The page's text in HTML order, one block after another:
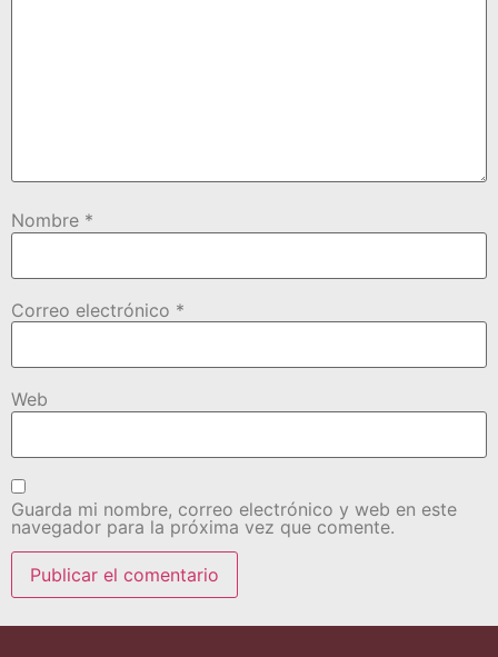
Nombre *
Correo electrónico *
Web
Guarda mi nombre, correo electrónico y web en este
navegador para la próxima vez que comente.